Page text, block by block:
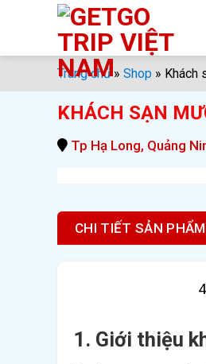
Trang chủ» Shop » Khách
KHÁCH SẠN
Tp Hạ Long, Quảng
CHI TIẾT SẢN PHẨM
1. Giới thiệu